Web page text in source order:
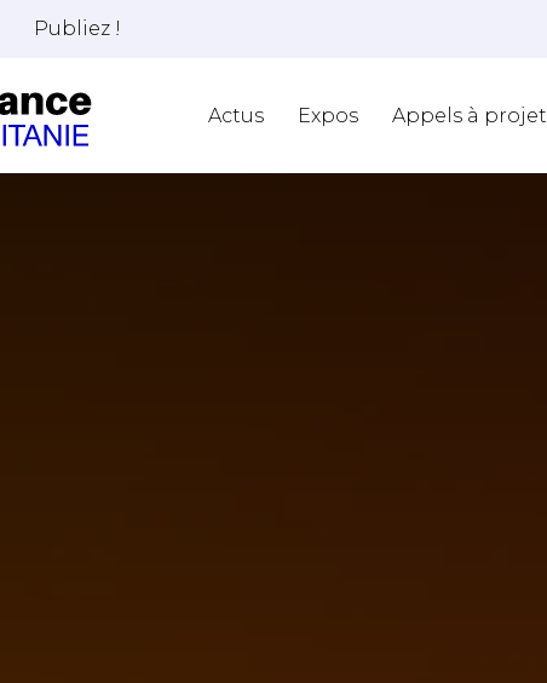
Publiez !
Actus Expos Appels à projet